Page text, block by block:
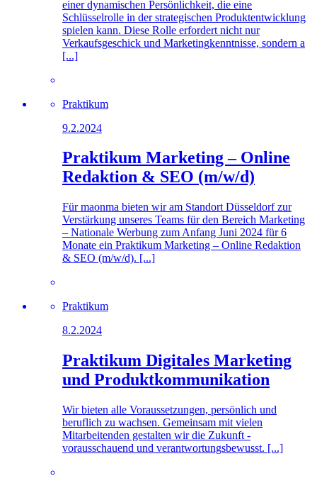
einer dynamischen Persönlichkeit, die eine
Schlüsselrolle in der strategischen Produktentwicklung
spielen kann. Diese Rolle erfordert nicht nur
Verkaufsgeschick und Marketingkenntnisse, sondern a
[...]
Praktikum
9.2.2024
Praktikum Marketing – Online
Redaktion & SEO (m/w/d)
Für maonma bieten wir am Standort Düsseldorf zur
Verstärkung unseres Teams für den Bereich Marketing
– Nationale Werbung zum Anfang Juni 2024 für 6
Monate ein Praktikum Marketing – Online Redaktion
& SEO (m/w/d). [...]
Praktikum
8.2.2024
Praktikum Digitales Marketing
und Produktkommunikation
Wir bieten alle Voraussetzungen, persönlich und
beruflich zu wachsen. Gemeinsam mit vielen
Mitarbeitenden gestalten wir die Zukunft -
vorausschauend und verantwortungsbewusst. [...]